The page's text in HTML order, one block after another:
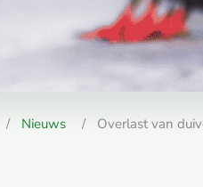
Nieuws Overlast van